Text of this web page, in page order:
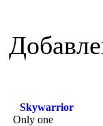
Skywarrior
Only one